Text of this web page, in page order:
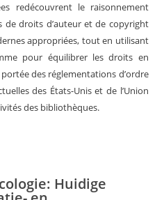
redécouvrent le raisonnement
de droits d’auteur et de copyright
appropriées, tout en utilisant
pour équilibrer les droits en
des réglementations d’ordre
des États-Unis et de l’Union
des bibliothèques.
Huidige